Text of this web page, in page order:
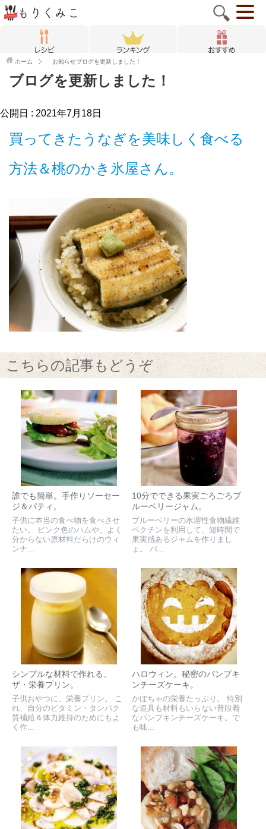
ホーム お知らせブログを更新しました！
ブログを更新しました！
公開日 : 2021年7月18日
買ってきたうなぎを美味しく食べる
方法＆桃のかき氷屋さん。
こちらの記事もどうぞ
誰でも簡単。手作りソーセー
ジ＆パティ。
子供に本当の食べ物を食べさせ
たい。 ピンク色のハムや、よく
分からない原材料だらけのウィ
ンナ...
10分でできる果実ごろごろブ
ルーベリージャム。
ブルーベリーの水溶性食物繊維
ペクチンを利用して、短時間で
果実感あるジャムを作りまし
ょ。 バ...
シンプルな材料で作れる、
ザ・栄養プリン。
子供おやつに、栄養プリン。 こ
れ、自分のビタミン・タンパク
質補給＆体力維持のためにもよ
く作...
ハロウィン。秘密のパンプキ
ンチーズケーキ。
かぼちゃの栄養たっぷり。 特別
な道具も材料もいらない普段着
なパンプキンチーズケーキ。で
も味...